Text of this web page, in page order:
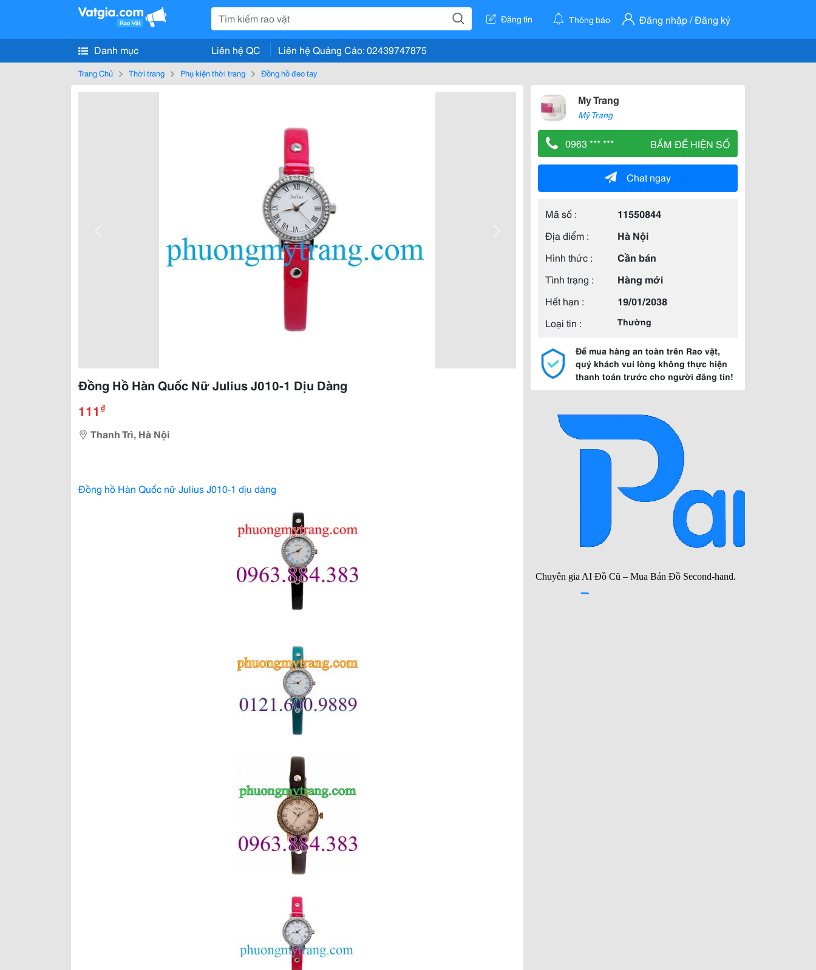
Đăng tin Thông báo Đăng nhập / Đăng ký
Danh mục Liên hệ QC Liên hệ Quảng Cáo: 02439747875
Trang Chủ Thời trang Phụ kiện thời trang Đồng hồ đeo tay
Đồng Hồ Hàn Quốc Nữ Julius J010-1 Dịu Dàng
111 ₫
Thanh Trì, Hà Nội
Đồng hồ Hàn Quốc nữ Julius J010-1 dịu dàng
My Trang
Mỹ Trang
0963 *** *** BẤM ĐỂ HIỆN SỐ
Chat ngay
Mã số :
11550844
Địa điểm :
Hà Nội
Hình thức :
Cần bán
Tình trạng :
Hàng mới
Hết hạn :
19/01/2038
Loại tin :
Thường
Để mua hàng an toàn trên Rao vặt,
quý khách vui lòng không thực hiện
thanh toán trước cho người đăng tin!